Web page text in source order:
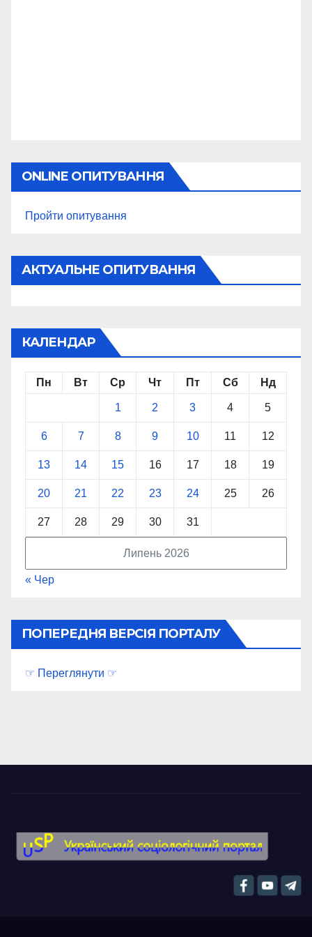
ONLINE ОПИТУВАННЯ
Пройти опитування
АКТУАЛЬНЕ ОПИТУВАННЯ
КАЛЕНДАР
Липень 2026
Пн Вт Ср Чт Пт Сб Нд
1 2 3 4 5
6 7 8 9 10 11 12
13 14 15 16 17 18 19
20 21 22 23 24 25 26
27 28 29 30 31
« Чер
ПОПЕРЕДНЯ ВЕРСІЯ ПОРТАЛУ
☞ Переглянути ☞